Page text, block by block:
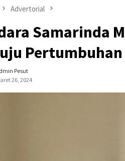
Advertorial
Samarinda
Pesut
26, 2024